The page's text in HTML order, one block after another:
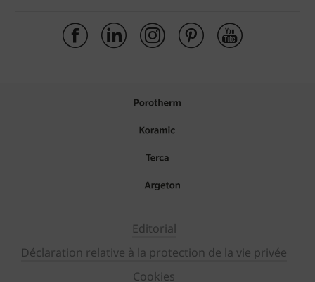
Editorial
Déclaration relative à la protection de la vie privée
Cookies